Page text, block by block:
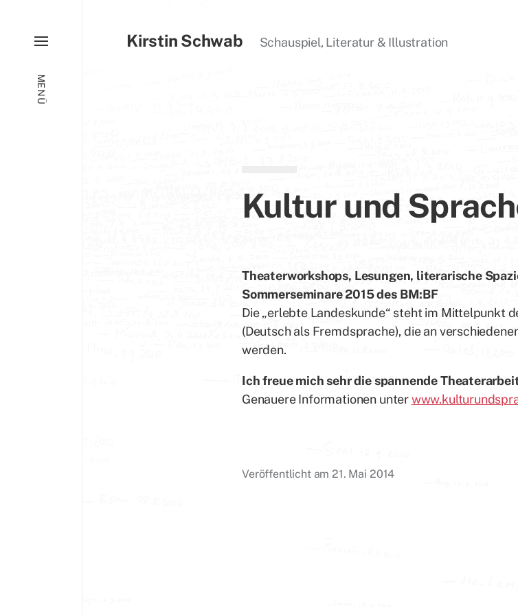
MENÜ
Kirstin Schwab Schauspiel, Literatur & Illustration
Kultur und
Theaterworkshops, Lesungen, literarische
Sommerseminare 2015 des BM:BF
Die „erlebte Landeskunde“ steht im Mittelpunkt
(Deutsch als Fremdsprache), die an
werden.
Ich freue mich sehr die spannende
Genauere Informationen unter
Veröffentlicht am21. Mai 2014